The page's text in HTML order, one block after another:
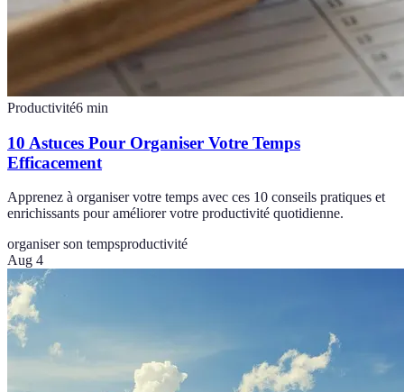
Productivité6 min
10 Astuces Pour Organiser Votre Temps
Efficacement
Apprenez à organiser votre temps avec ces 10 conseils pratiques et
enrichissants pour améliorer votre productivité quotidienne.
organiser son tempsproductivité
Aug 4